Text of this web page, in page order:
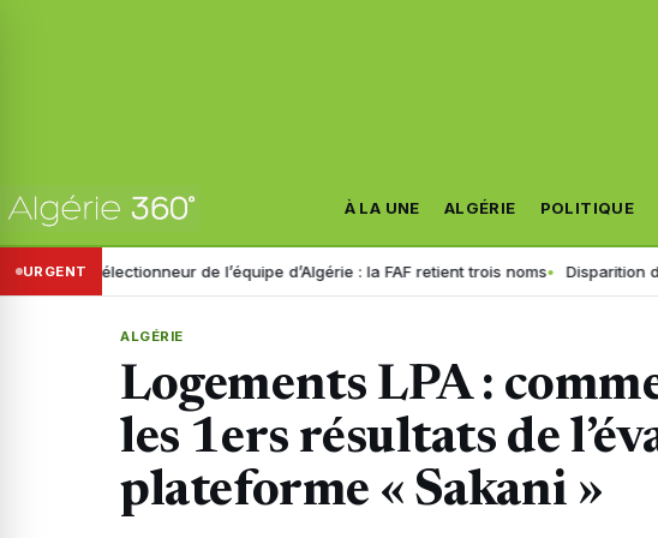
À LA UNE ALGÉRIE POLITIQUE
URGENT
sélectionneur de l’équipe d’Algérie : la FAF retient trois noms Disparition de Manon
ALGÉRIE
Logements LPA :
les 1ers résultats de
plateforme « Sakani »